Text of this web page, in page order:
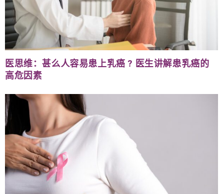
医思维：甚么人容易患上乳癌 ? 医生讲解患乳癌的
高危因素